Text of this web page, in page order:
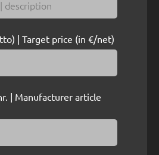
| Target price (in €/net)
| Manufacturer article